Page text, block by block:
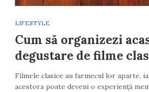
LIFESTYLE
Cum să organizezi
degustare de filme
Filmele clasice au farmecul lor aparte,
acestora poate deveni o experiență